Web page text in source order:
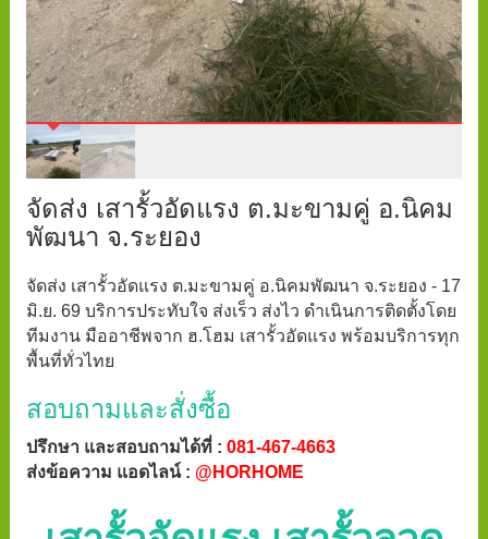
จัดส่ง เสารั้วอัดแรง ต.มะขามคู่ อ.นิคม
พัฒนา จ.ระยอง
จัดส่ง เสารั้วอัดแรง ต.มะขามคู่ อ.นิคมพัฒนา จ.ระยอง - 17
มิ.ย. 69 บริการประทับใจ ส่งเร็ว ส่งไว ดำเนินการติดตั้งโดย
ทีมงาน มืออาชีพจาก ฮ.โฮม เสารั้วอัดแรง พร้อมบริการทุก
พื้นที่ทั่วไทย
สอบถามและสั่งซื้อ
ปรึกษา และสอบถามได้ที่ : 081-467-4663
ส่งข้อความ แอดไลน์ : @HORHOME